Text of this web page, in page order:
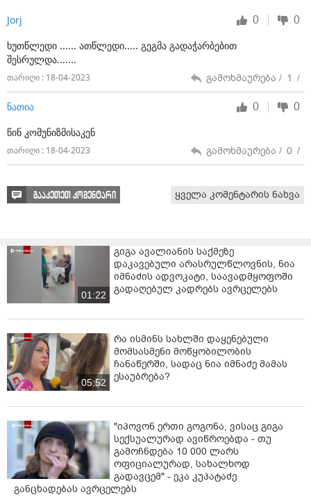
Jorj 0 0
ხუთწლედი ...... ათწლედი..... გეგმა გადაჭარბებით
შესრულდა.......
თარიღი : 18-04-2023 გამოხმაურება / 1 /
ნათია 0 0
წინ კომუნიზმისაკენ
თარიღი : 18-04-2023 გამოხმაურება / 0 /
გააკეთეთ კომენტარი ყველა კომენტარის ნახვა
01:22
გიგა ავალიანის საქმეზე
დაკავებული არასრულწლოვნის, ნია
იმნაძის ადვოკატი, საავადმყოფოში
გადაღებულ კადრებს ავრცელებს
05:52
რა ისმინს სახლში დაყენებული
მომსასმენი მოწყობილობის
ჩანაწერში, სადაც ნია იმნაძე მამას
ესაუბრება?
"იპოვონ ერთი გოგონა, ვისაც გიგა
სექსუალურად ავიწროებდა - თუ
გამოჩნდება 10 000 ლარს
ოფიციალურად, სახალხოდ
გადავცემ" - ეკა კუპატაძე
განცხადებას ავრცელებს